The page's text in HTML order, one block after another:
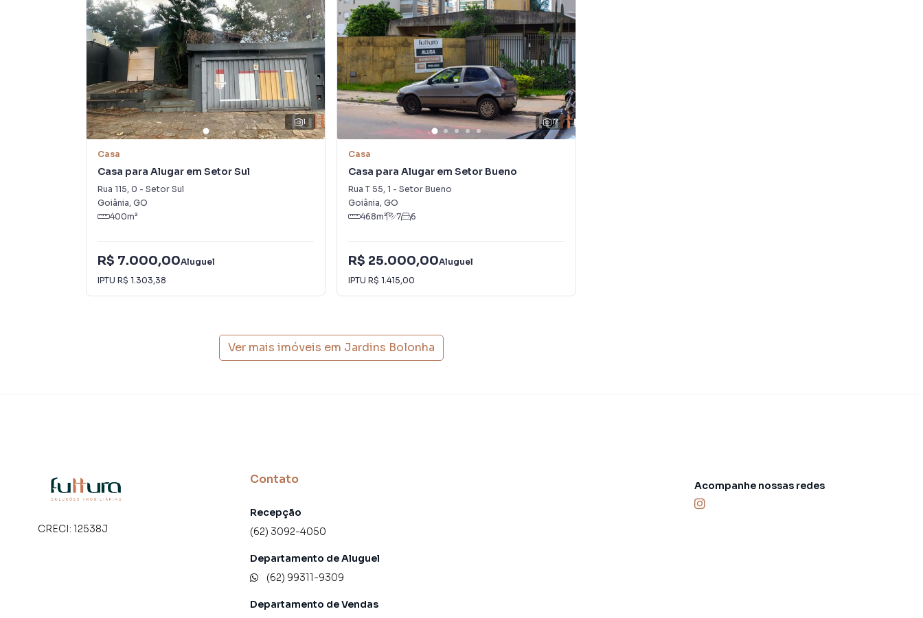
1
Casa
Casa para Alugar em Setor Sul
Rua 115, 0 - Setor Sul
Goiânia, GO
400m²
R$ 7.000,00Aluguel
IPTU R$ 1.303,38
17
Casa
Casa para Alugar em Setor Bueno
Rua T 55, 1 - Setor Bueno
Goiânia, GO
468m² 7 6
R$ 25.000,00Aluguel
IPTU R$ 1.415,00
Ver mais imóveis em Jardins Bolonha
CRECI: 12538J
Contato
Recepção
(62) 3092-4050
Departamento de Aluguel
(62) 99311-9309
Departamento de Vendas
Acompanhe nossas redes